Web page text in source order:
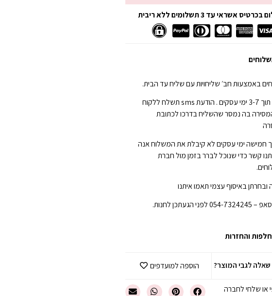
אשראי עד 3 תשלומים ללא ריבית
באמצעות חב׳ שליחויות עם שליח עד הבית.
הגעה תוך 3-7 ימי עסקים . הודעת sms תשלח ללקוח
בה נמסר שהשליח בדרכו לכתובת
חמישה ימי עסקים לא קיבלת את המשלוח אנה
קשר כדי שנוכל לברר בזמן מול חברת
ובחרתן באיסוף עצמי תאמו איתנו
לפני הגעתכן לחנות.
והחזרות
שאלה לגבי המוצר? הוספה למועדפים
או שלחי לחברה